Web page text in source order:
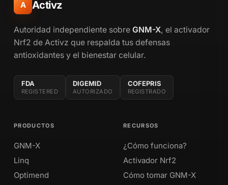
A Activz
Autoridad independiente sobre GNM-X, el activador
Nrf2 de Activz que respalda tus defensas
antioxidantes y el bienestar celular.
FDA
REGISTERED
DIGEMID
AUTORIZADO
COFEPRIS
REGISTRADO
PRODUCTOS
GNM-X
Linq
Optimend
RECURSOS
¿Cómo funciona?
Activador Nrf2
Cómo tomar GNM-X